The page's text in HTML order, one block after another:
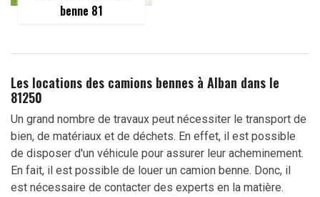
benne 81
Les locations des camions bennes à Alban dans le
81250
Un grand nombre de travaux peut nécessiter le transport de
bien, de matériaux et de déchets. En effet, il est possible
de disposer d'un véhicule pour assurer leur acheminement.
En fait, il est possible de louer un camion benne. Donc, il
est nécessaire de contacter des experts en la matière.